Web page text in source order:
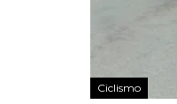
Ciclismo